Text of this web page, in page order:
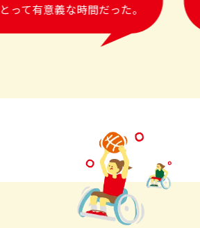
とって有意義な時間だった。